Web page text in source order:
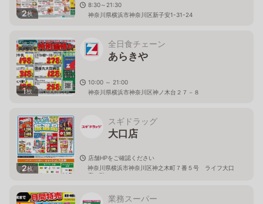
2枚
8:30～21:30
神奈川県横浜市神奈川区新子安1-31-24
1枚
全日食チェーン
あらきや
10:00 ～ 21:00
神奈川県横浜市神奈川区神ノ木台２７－８
2枚
スギドラッグ
大口店
店舗HPをご確認ください
神奈川県横浜市神奈川区神之木町７番５号 ライフ大口
店２階
業務スーパー